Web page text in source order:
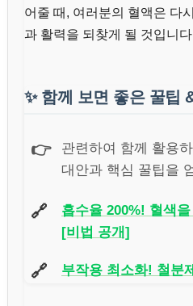
어줄 때, 여러분의 혈액은 다
과 활력을 되찾게 될 것입니
✨ 함께 보면 좋은 꿀팁
👉
관련하여 함께 활용
대안과 핵심 꿀팁을
🔗
흡수율 200%! 혈색
[비법 공개]
🔗 부작용 최소화! 철분